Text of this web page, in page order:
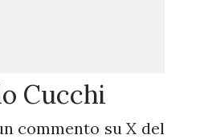
Cucchi
commento su X del